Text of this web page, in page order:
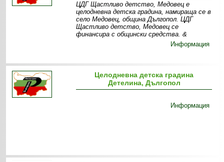
ЦДГ Щастливо детство, Медовец е
целодневна детска градина, намираща се в
село Медовец, община Дългопол. ЦДГ
Щастливо детство, Медовец се
финансира с общински средства. &
Информация
Целодневна детска градина
Детелина, Дългопол
Информация